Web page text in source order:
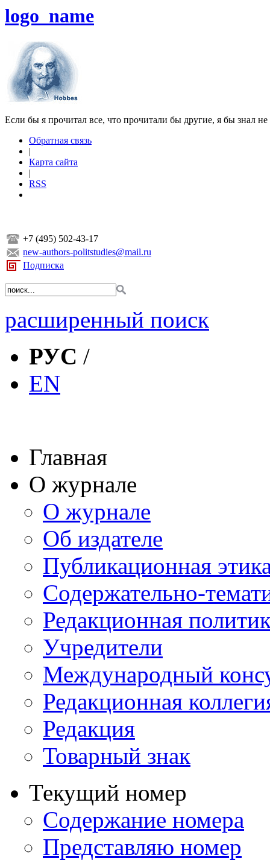
logo_name
Если бы я прочитал все, что прочитали бы другие, я бы знал
Обратная связь
|
Карта сайта
|
RSS
+7 (495) 502-43-17
new-authors-politstudies@mail.ru
Подписка
расширенный поиск
РУС /
EN
Главная
О журнале
О журнале
Об издателе
Публикационная
Содержательно-
Редакционная
Учредители
Международный
Редакционная
Редакция
Товарный знак
Текущий номер
Содержание номера
Представляю номер